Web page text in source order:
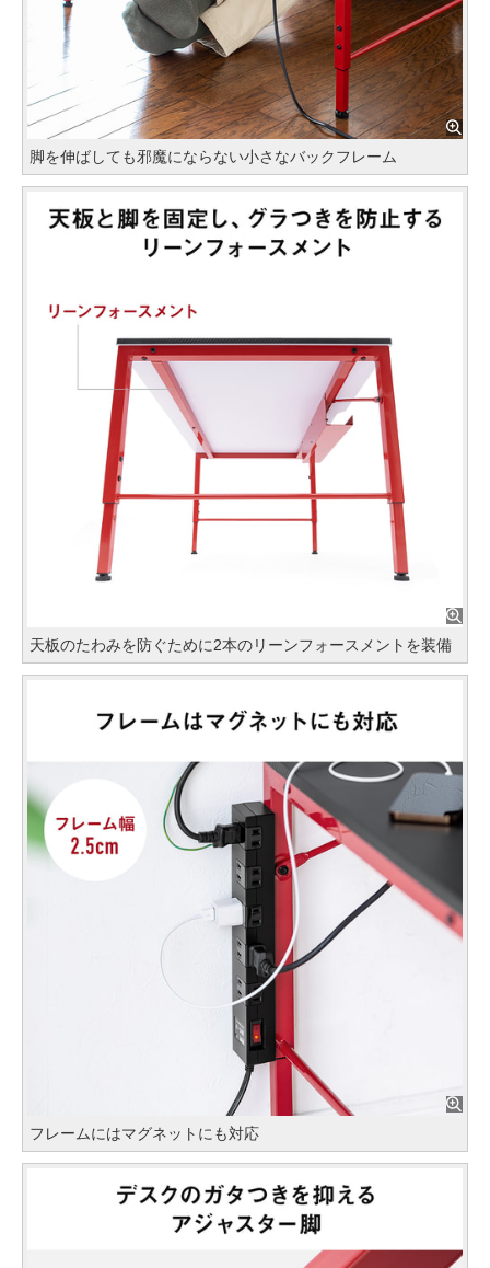
脚を伸ばしても邪魔にならない小さなバックフレーム
天板のたわみを防ぐために2本のリーンフォースメントを装備
フレームにはマグネットにも対応